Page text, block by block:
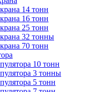
14 тонн
16 тонн
25 тонн
32 тонны
70 тонн
10 тонн
3 тонны
5 тонн